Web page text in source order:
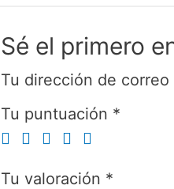
Sé el primero
Tu dirección de
Tu puntuación *
Tu valoración *